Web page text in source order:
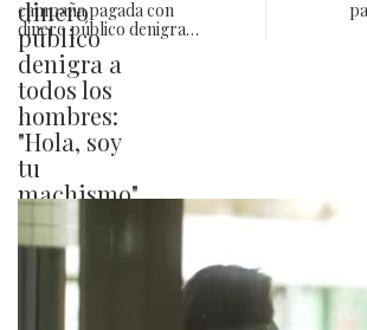
campaña pagada con
dinero público denigra…